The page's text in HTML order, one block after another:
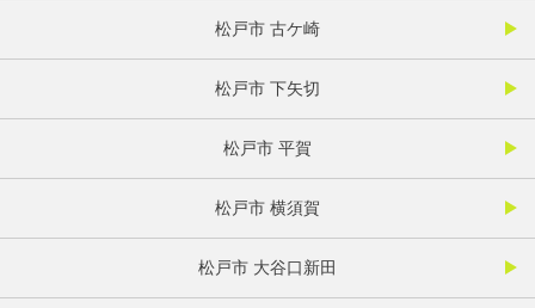
松戸市 古ケ崎
松戸市 下矢切
松戸市 平賀
松戸市 横須賀
松戸市 大谷口新田